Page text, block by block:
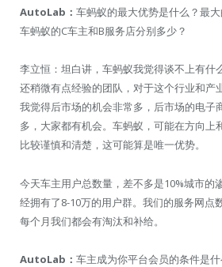
AutoLab： 车蚂蚁的最大优势是什么？最
车蚂蚁的C车主和B服务店分别多少？
李立恒：坦白讲，车蚂蚁我觉得谈不上有什
还稍微有点经验的团队，对于这个行业和产
我觉得后市场的机会非常多，后市场的电子
多，大家都有机会。车蚂蚁，可能在方向上
比较谨慎和清楚，这可能算是唯一优势。
今天车主用户总数量，差不多是10%城市的
经拥有了8-10万的用户群。我们的服务网点
每个月我们都会有淘汰和补给。
AutoLab： 车主成为你平台会员的条件是什